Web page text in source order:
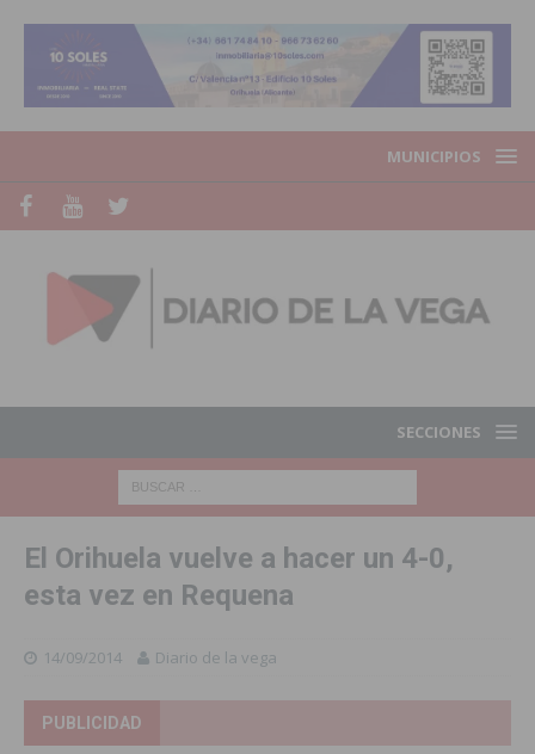
MUNICIPIOS
SECCIONES
El Orihuela vuelve a hacer un 4-0,
esta vez en Requena
14/09/2014 Diario de la vega
PUBLICIDAD